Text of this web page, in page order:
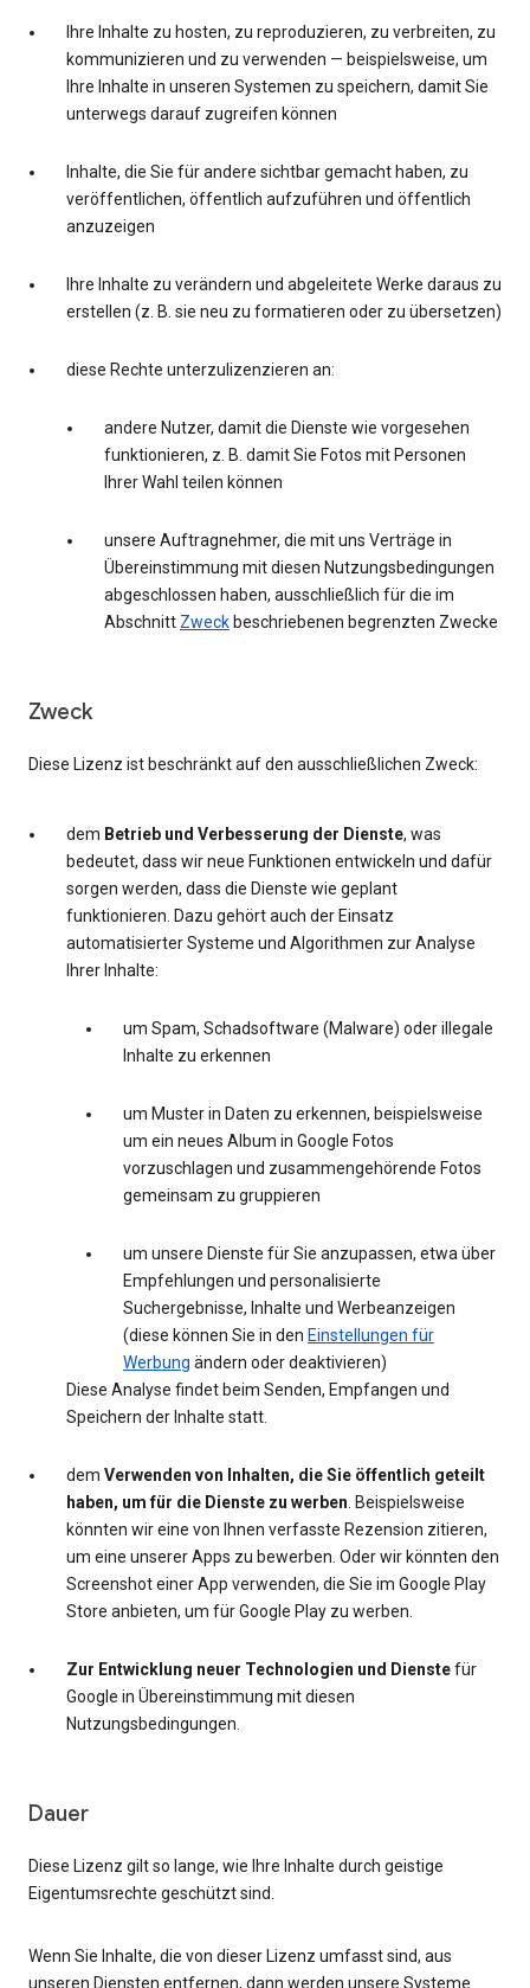
Ihre Inhalte zu hosten, zu reproduzieren, zu verbreiten, zu
kommunizieren und zu verwenden — beispielsweise, um
Ihre Inhalte in unseren Systemen zu speichern, damit Sie
unterwegs darauf zugreifen können
Inhalte, die Sie für andere sichtbar gemacht haben, zu
veröffentlichen, öffentlich aufzuführen und öffentlich
anzuzeigen
Ihre Inhalte zu verändern und abgeleitete Werke daraus zu
erstellen (z. B. sie neu zu formatieren oder zu übersetzen)
diese Rechte unterzulizenzieren an:
andere Nutzer, damit die Dienste wie vorgesehen
funktionieren, z. B. damit Sie Fotos mit Personen
Ihrer Wahl teilen können
unsere Auftragnehmer, die mit uns Verträge in
Übereinstimmung mit diesen Nutzungsbedingungen
abgeschlossen haben, ausschließlich für die im
Abschnitt Zweck beschriebenen begrenzten Zwecke
Zweck
Diese Lizenz ist beschränkt auf den ausschließlichen Zweck:
dem Betrieb und Verbesserung der Dienste, was
bedeutet, dass wir neue Funktionen entwickeln und dafür
sorgen werden, dass die Dienste wie geplant
funktionieren. Dazu gehört auch der Einsatz
automatisierter Systeme und Algorithmen zur Analyse
Ihrer Inhalte:
um Spam, Schadsoftware (Malware) oder illegale
Inhalte zu erkennen
um Muster in Daten zu erkennen, beispielsweise
um ein neues Album in Google Fotos
vorzuschlagen und zusammengehörende Fotos
gemeinsam zu gruppieren
um unsere Dienste für Sie anzupassen, etwa über
Empfehlungen und personalisierte
Suchergebnisse, Inhalte und Werbeanzeigen
(diese können Sie in den Einstellungen für
Werbung ändern oder deaktivieren)
Diese Analyse findet beim Senden, Empfangen und
Speichern der Inhalte statt.
dem Verwenden von Inhalten, die Sie öffentlich geteilt
haben, um für die Dienste zu werben. Beispielsweise
könnten wir eine von Ihnen verfasste Rezension zitieren,
um eine unserer Apps zu bewerben. Oder wir könnten den
Screenshot einer App verwenden, die Sie im Google Play
Store anbieten, um für Google Play zu werben.
Zur Entwicklung neuer Technologien und Dienstefür
Google in Übereinstimmung mit diesen
Nutzungsbedingungen.
Dauer
Diese Lizenz gilt so lange, wie Ihre Inhalte durch geistige
Eigentumsrechte geschützt sind.
Wenn Sie Inhalte, die von dieser Lizenz umfasst sind, aus
unseren Diensten entfernen, dann werden unsere Systeme